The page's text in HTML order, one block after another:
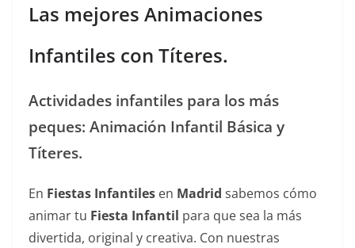
Las mejores Animaciones
Infantiles con Títeres.
Actividades infantiles para los más
peques: Animación Infantil Básica y
Títeres.
En Fiestas Infantiles en Madrid sabemos cómo
animar tu Fiesta Infantil para que sea la más
divertida, original y creativa. Con nuestras